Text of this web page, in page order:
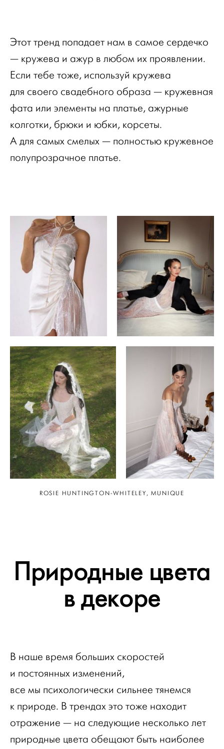
Этот тренд попадает нам в самое сердечко
— кружева и ажур в любом их проявлении.
Если тебе тоже, используй кружева
для своего свадебного образа — кружевная
фата или элементы на платье, ажурные
колготки, брюки и юбки, корсеты.
А для самых смелых — полностью кружевное
полупрозрачное платье.
ROSIE HUNTINGTON-WHITELEY, MUNIQUE
Природные цвета
в декоре
В наше время больших скоростей
и постоянных изменений,
все мы психологически сильнее тянемся
к природе. В трендах это тоже находит
отражение — на следующие несколько лет
природные цвета обещают быть наиболее